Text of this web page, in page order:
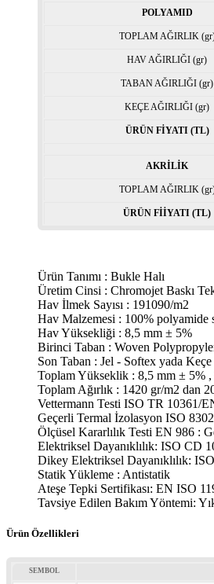
POLYAMID
TOPLAM AĞIRLIK
HAV AĞIRLIĞI (gr)
TABAN AĞIRLIĞI (gr)
KEÇE AĞIRLIĞI (gr)
ÜRÜN FİYATI (TL)
AKRİLİK
TOPLAM AĞIRLIK
ÜRÜN FİİYATI (TL)
Ürün Tanımı : Bukle Halı
Üretim Cinsi : Chromojet Baskı
Hav İlmek Sayısı : 191090/m2
Hav Malzemesi : 100% polyamide
Hav Yüksekliği : 8,5 mm ± 5%
Birinci Taban : Woven
Son Taban : Jel - Softex yada Keçe
Toplam Yükseklik : 8,5 mm ± 5%
Toplam Ağırlık : 1420 gr/m2 dan
Vettermann Testi ISO TR 10361/
Geçerli Termal İzolasyon ISO
Ölçüsel Kararlılık Testi EN 986 :
Elektriksel Dayanıklılık: ISO CD
Dikey Elektriksel Dayanıklılık:
Statik Yükleme : Antistatik
Ateşe Tepki Sertifikası: EN ISO
Tavsiye Edilen Bakım Yöntemi:
Ürün Özellikleri
SEMBOL